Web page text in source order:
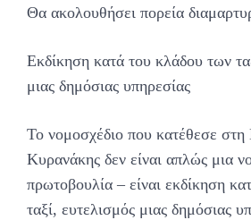
Θα ακολουθήσει πορεία
Εκδίκηση κατά του κλάδου των
μιας δημόσιας υπηρεσίας
Το νομοσχέδιο που κατέθεσε
Κυρανάκης δεν είναι απλώς μια
πρωτοβουλία – είναι εκδίκηση
ταξί, ευτελισμός μιας δημόσιας